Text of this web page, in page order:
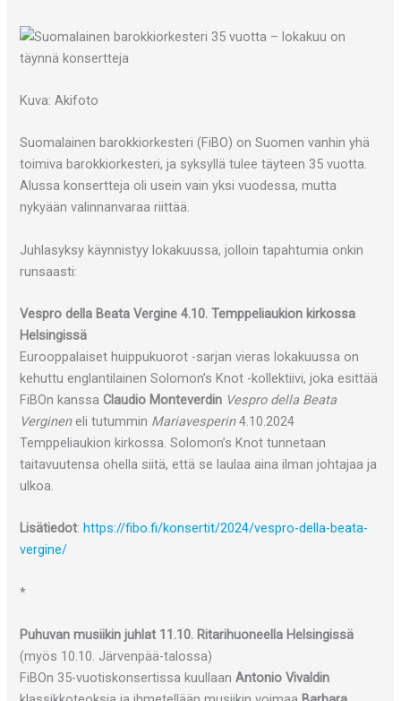
Kuva: Akifoto
Suomalainen barokkiorkesteri (FiBO) on Suomen vanhin yhä
toimiva barokkiorkesteri, ja syksyllä tulee täyteen 35 vuotta.
Alussa konsertteja oli usein vain yksi vuodessa, mutta
nykyään valinnanvaraa riittää.
Juhlasyksy käynnistyy lokakuussa, jolloin tapahtumia onkin
runsaasti:
Vespro della Beata Vergine 4.10. Temppeliaukion kirkossa
Helsingissä
Eurooppalaiset huippukuorot -sarjan vieras lokakuussa on
kehuttu englantilainen Solomon’s Knot -kollektiivi, joka esittää
FiBOn kanssaClaudio Monteverdin Vespro della Beata
Vergineneli tutummin Mariavesperin4.10.2024
Temppeliaukion kirkossa. Solomon’s Knot tunnetaan
taitavuutensa ohella siitä, että se laulaa aina ilman johtajaa ja
ulkoa.
Lisätiedot: https://fibo.fi/konsertit/2024/vespro-della-beata-
vergine/
*
Puhuvan musiikin juhlat 11.10. Ritarihuoneella Helsingissä
(myös 10.10. Järvenpää-talossa)
FiBOn 35-vuotiskonsertissa kuullaanAntonio Vivaldin